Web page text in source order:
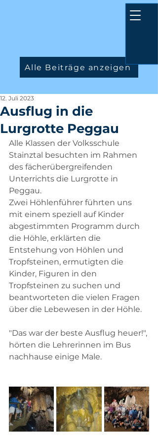
Alle Beiträge anzeigen
Ausflug in die
Lurgrotte Peggau
12. Juli 2023
Alle Klassen der Volksschule
Stainztal besuchten im Rahmen
des fächerübergreifenden
Unterrichts die Lurgrotte in
Peggau.
Zwei Höhlenführer führten uns
mit einem speziell auf Kinder
abgestimmten Programm durch
die Höhle, erklärten die
Entstehung von Höhlen und
Tropfsteinen, ermutigten die
Kinder, Figuren in den
Tropfsteinen zu suchen und
beantworteten die vielen Fragen
über die Lebewesen in der Höhle.
"Das war der beste Ausflug heuer!",
hörten die Lehrerinnen im Bus
nachhause einige Male.